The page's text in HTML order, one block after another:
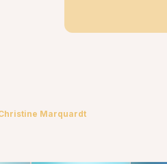
Marquardt